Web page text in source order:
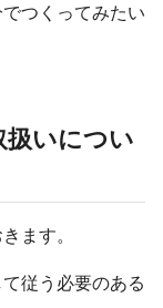
つくってみたい
扱いについ
ます。
従う必要のある